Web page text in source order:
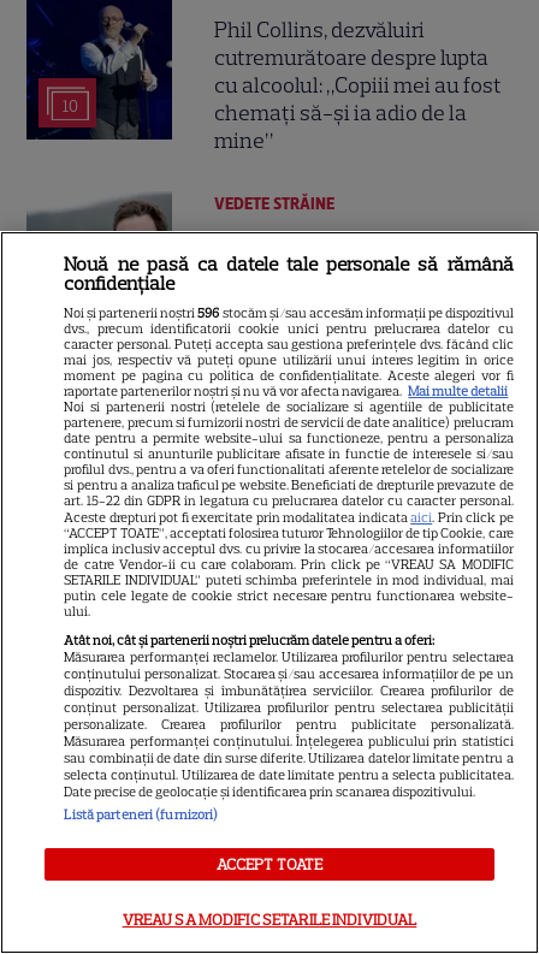
10
Phil Collins, dezvăluiri
cutremurătoare despre lupta
cu alcoolul: „Copiii mei au fost
chemați să-și ia adio de la
mine”
12
VEDETE STRĂINE
mamă pentru a treia oară.
Nepoata reginei Elisabeta a II-
a a născut o fetiță în Portugalia
Despre Tvmania
Contact
Contacte televiziuni
Abonamente
Publicitate
Termeni și condiții
Despre cookies
Politica de confidenţialitate
Nouă ne pasă ca datele tale personale să rămână
confidențiale
Noi și partenerii noștri596 stocăm și/sau accesăm informații pe dispozitivul
dvs., precum identificatorii cookie unici pentru prelucrarea datelor cu
caracter personal. Puteți accepta sau gestiona preferințele dvs. făcând clic
mai jos, respectiv vă puteți opune utilizării unui interes legitim în orice
moment pe pagina cu politica de confidențialitate. Aceste alegeri vor fi
raportate partenerilor noștri și nu vă vor afecta navigarea. Mai multe detalii
Noi si partenerii nostri (retelele de socializare si agentiile de publicitate
partenere, precum si furnizorii nostri de servicii de date analitice) prelucram
date pentru a permite website-ului sa functioneze, pentru a personaliza
continutul si anunturile publicitare afisate in functie de interesele si/sau
profilul dvs., pentru a va oferi functionalitati aferente retelelor de socializare
si pentru a analiza traficul pe website. Beneficiati de drepturile prevazute de
art. 15-22 din GDPR in legatura cu prelucrarea datelor cu caracter personal.
Aceste drepturi pot fi exercitate prin modalitatea indicataaici. Prin click pe
“ACCEPT TOATE”, acceptati folosirea tuturor Tehnologiilor de tip Cookie, care
implica inclusiv acceptul dvs. cu privire la stocarea/accesarea informatiilor
de catre Vendor-ii cu care colaboram. Prin click pe “VREAU SA MODIFIC
SETARILE INDIVIDUAL” puteti schimba preferintele in mod individual, mai
putin cele legate de cookie strict necesare pentru functionarea website-
ului.
Atât noi, cât și partenerii noștri prelucrăm datele pentru a oferi:
Măsurarea performanței reclamelor. Utilizarea profilurilor pentru selectarea
conținutului personalizat. Stocarea și/sau accesarea informațiilor de pe un
dispozitiv. Dezvoltarea și îmbunătățirea serviciilor. Crearea profilurilor de
conținut personalizat. Utilizarea profilurilor pentru selectarea publicității
personalizate. Crearea profilurilor pentru publicitate personalizată.
Măsurarea performanței conținutului. Înțelegerea publicului prin statistici
sau combinații de date din surse diferite. Utilizarea datelor limitate pentru a
selecta conținutul. Utilizarea de date limitate pentru a selecta publicitatea.
Date precise de geolocație și identificarea prin scanarea dispozitivului.
Listă parteneri (furnizori)
ACCEPT TOATE
VREAU SA MODIFIC SETARILE INDIVIDUAL